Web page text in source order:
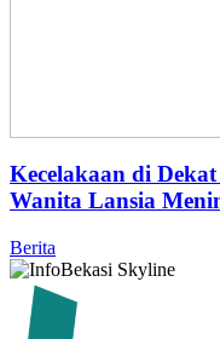
Kecelakaan di
Wanita Lansia
Berita